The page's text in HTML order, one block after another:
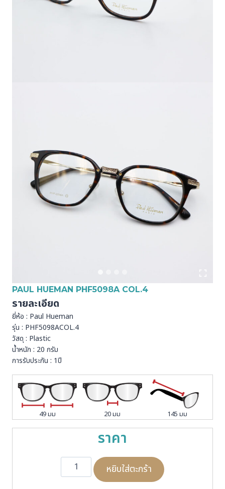
PAUL HUEMAN PHF5098A COL.4
รายละเอียด
ยี่ห้อ : Paul Hueman
รุ่น : PHF5098ACOL.4
วัสดุ : Plastic
น้ำหนัก : 20 กรัม
การรับประกัน : 1ปี
49 มม 20 มม 145 มม
ราคา
จำ
หยิบใส่ตะกร้า